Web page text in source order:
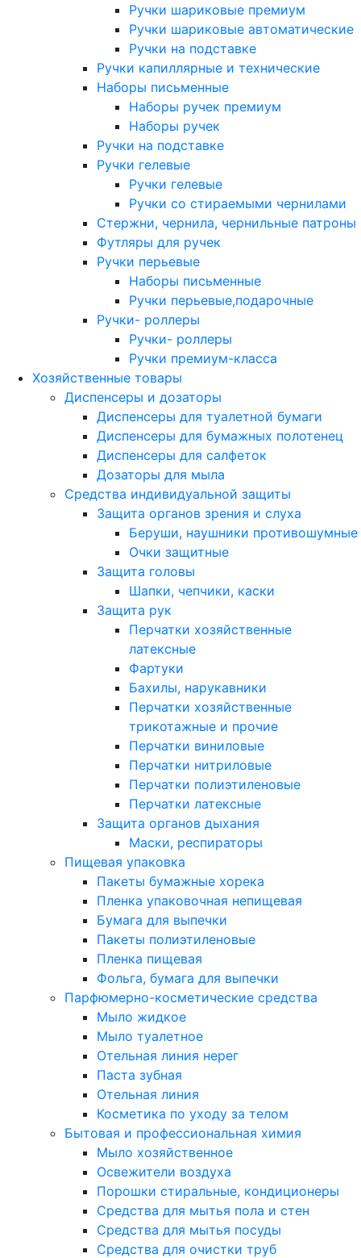
Ручки шариковые премиум
Ручки шариковые автоматические
Ручки на подставке
Ручки капиллярные и технические
Наборы письменные
Наборы ручек премиум
Наборы ручек
Ручки на подставке
Ручки гелевые
Ручки гелевые
Ручки со стираемыми чернилами
Стержни, чернила, чернильные патроны
Футляры для ручек
Ручки перьевые
Наборы письменные
Ручки перьевые,подарочные
Ручки- роллеры
Ручки- роллеры
Ручки премиум-класса
Хозяйственные товары
Диспенсеры и дозаторы
Диспенсеры для туалетной бумаги
Диспенсеры для бумажных полотенец
Диспенсеры для салфеток
Дозаторы для мыла
Средства индивидуальной защиты
Защита органов зрения и слуха
Беруши, наушники противошумные
Очки защитные
Защита головы
Шапки, чепчики, каски
Защита рук
Перчатки хозяйственные
латексные
Фартуки
Бахилы, нарукавники
Перчатки хозяйственные
трикотажные и прочие
Перчатки виниловые
Перчатки нитриловые
Перчатки полиэтиленовые
Перчатки латексные
Защита органов дыхания
Маски, респираторы
Пищевая упаковка
Пакеты бумажные хорека
Пленка упаковочная непищевая
Бумага для выпечки
Пакеты полиэтиленовые
Пленка пищевая
Фольга, бумага для выпечки
Парфюмерно-косметические средства
Мыло жидкое
Мыло туалетное
Отельная линия нерег
Паста зубная
Отельная линия
Косметика по уходу за телом
Бытовая и профессиональная химия
Мыло хозяйственное
Освежители воздуха
Порошки стиральные, кондиционеры
Средства для мытья пола и стен
Средства для мытья посуды
Средства для очистки труб